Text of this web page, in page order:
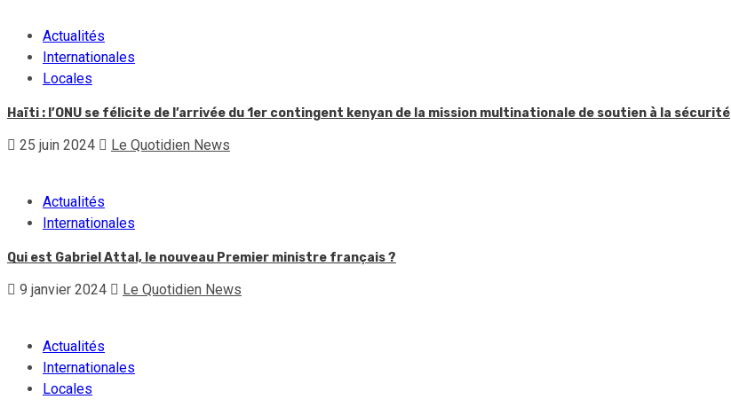
Actualités
Internationales
Locales
Haïti : l’ONU se félicite de l’arrivée du 1er contingent kenyan de la mission multinationale de soutien à la sécurité
25 juin 2024 Le Quotidien News
Actualités
Internationales
Qui est Gabriel Attal, le nouveau Premier ministre français ?
9 janvier 2024 Le Quotidien News
Actualités
Internationales
Locales